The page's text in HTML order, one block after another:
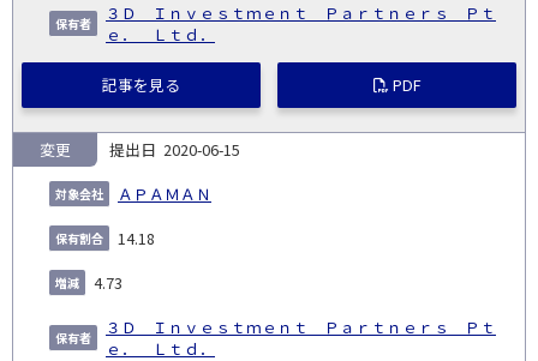
３Ｄ Ｉｎｖｅｓｔｍｅｎｔ Ｐａｒｔｎｅｒｓ Ｐｔ
ｅ． Ｌｔｄ．
記事を見る PDF
2020-06-15
ＡＰＡＭＡＮ
変更
14.18
4.73
３Ｄ Ｉｎｖｅｓｔｍｅｎｔ Ｐａｒｔｎｅｒｓ Ｐｔ
ｅ． Ｌｔｄ．